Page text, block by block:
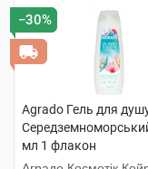
−30%
Agrado Гель для
мл 1 флакон